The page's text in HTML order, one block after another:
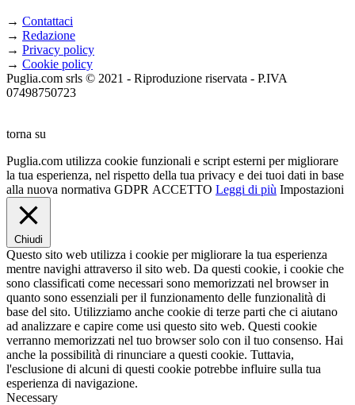
→ Contattaci
→ Redazione
→ Privacy policy
→ Cookie policy
Puglia.com srls © 2021 - Riproduzione riservata - P.IVA
07498750723
torna su
Puglia.com utilizza cookie funzionali e script esterni per migliorare
la tua esperienza, nel rispetto della tua privacy e dei tuoi dati in base
alla nuova normativa GDPR ACCETTO Leggi di più Impostazioni
Chiudi
Questo sito web utilizza i cookie per migliorare la tua esperienza
mentre navighi attraverso il sito web. Da questi cookie, i cookie che
sono classificati come necessari sono memorizzati nel browser in
quanto sono essenziali per il funzionamento delle funzionalità di
base del sito. Utilizziamo anche cookie di terze parti che ci aiutano
ad analizzare e capire come usi questo sito web. Questi cookie
verranno memorizzati nel tuo browser solo con il tuo consenso. Hai
anche la possibilità di rinunciare a questi cookie. Tuttavia,
l'esclusione di alcuni di questi cookie potrebbe influire sulla tua
esperienza di navigazione.
Necessary